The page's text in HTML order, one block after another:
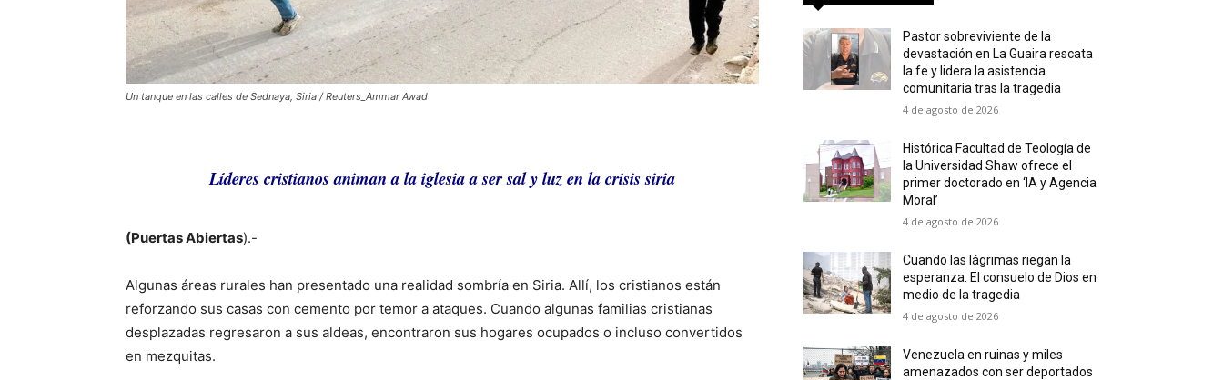
Un tanque en las calles de Sednaya, Siria / Reuters_Ammar Awad
Líderes cristianos animan a la iglesia a ser sal y luz en la crisis siria
(Puertas Abiertas).-
Algunas áreas rurales han presentado una realidad sombría en Siria. Allí, los cristianos están
reforzando sus casas con cemento por temor a ataques. Cuando algunas familias cristianas
desplazadas regresaron a sus aldeas, encontraron sus hogares ocupados o incluso convertidos
en mezquitas.
Pastor sobreviviente de la
devastación en La Guaira rescata
la fe y lidera la asistencia
comunitaria tras la tragedia
4 de agosto de 2026
Histórica Facultad de Teología de
la Universidad Shaw ofrece el
primer doctorado en ‘IA y Agencia
Moral’
4 de agosto de 2026
Cuando las lágrimas riegan la
esperanza: El consuelo de Dios en
medio de la tragedia
4 de agosto de 2026
Venezuela en ruinas y miles
amenazados con ser deportados